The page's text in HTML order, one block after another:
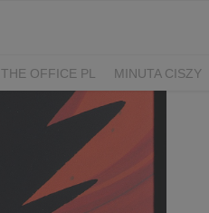
THE OFFICE PL MINUTA CISZY
KRUK
POWRÓT